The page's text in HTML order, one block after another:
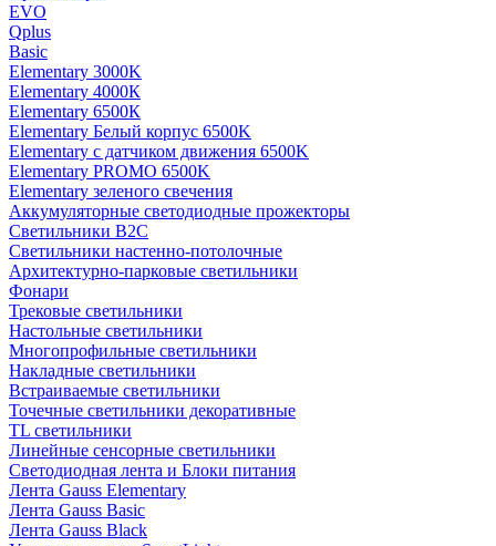
EVO
Qplus
Basic
Elementary 3000K
Elementary 4000К
Elementary 6500К
Elementary Белый корпус 6500K
Elementary с датчиком движения 6500K
Elementary PROMO 6500K
Elementary зеленого свечения
Аккумуляторные светодиодные прожекторы
Светильники B2C
Светильники настенно-потолочные
Архитектурно-парковые светильники
Фонари
Трековые светильники
Настольные светильники
Многопрофильные светильники
Накладные светильники
Встраиваемые светильники
Точечные светильники декоративные
TL светильники
Линейные сенсорные светильники
Светодиодная лента и Блоки питания
Лента Gauss Elementary
Лента Gauss Basic
Лента Gauss Black